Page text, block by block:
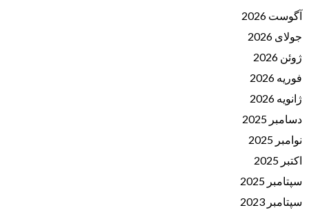
آگوست 2026
جولای 2026
ژوئن 2026
فوریه 2026
ژانویه 2026
دسامبر 2025
نوامبر 2025
اکتبر 2025
سپتامبر 2025
سپتامبر 2023